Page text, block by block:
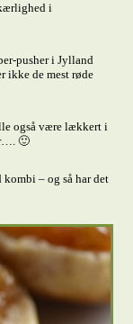
i
pusher i Jylland
ikke de mest røde
også være lækkert i
🙂
kombi – og så har det